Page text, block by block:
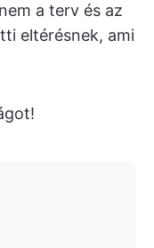
a terv és az
eltérésnek, ami